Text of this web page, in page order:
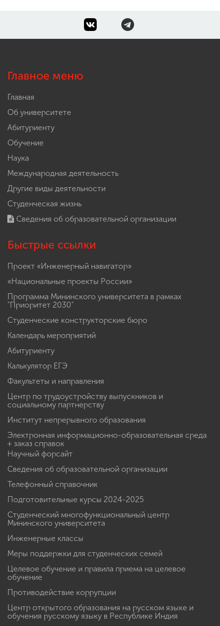
Главное меню
Главная
Об университете
Абитуриенту
Обучение
Наука
Международная деятельность
Другие виды деятельности
Студенческая жизнь
Сведения об образовательной организации
Быстрые ссылки
Проект «Инженерный навигатор»
«Национальные проекты России»
Программа Мининского университета в рамках
"Приоритет 2030"
Студенческие конструкторские бюро
Календарь мероприятий
Абитуриенту
Калькулятор ЕГЭ
Факультеты и направления
Центр по трудоустройству выпускников и
социальному партнерству
Институт непрерывного образования
Электронная информационно-образовательная среда
+ заказ справок
Научный форсайт
Сведения об образовательной организации
Телефонный справочник
Подготовительные курсы 2024-2025
Студенческий многофункциональный центр
Мининского университета
Инженерные классы
Меры поддержки для студенческих семей
Целевое обучение и правила приема на целевое
обучение
Противодействие коррупции
Центр открытого образования на русском языке и
обучения русскому языку в Республике Индия